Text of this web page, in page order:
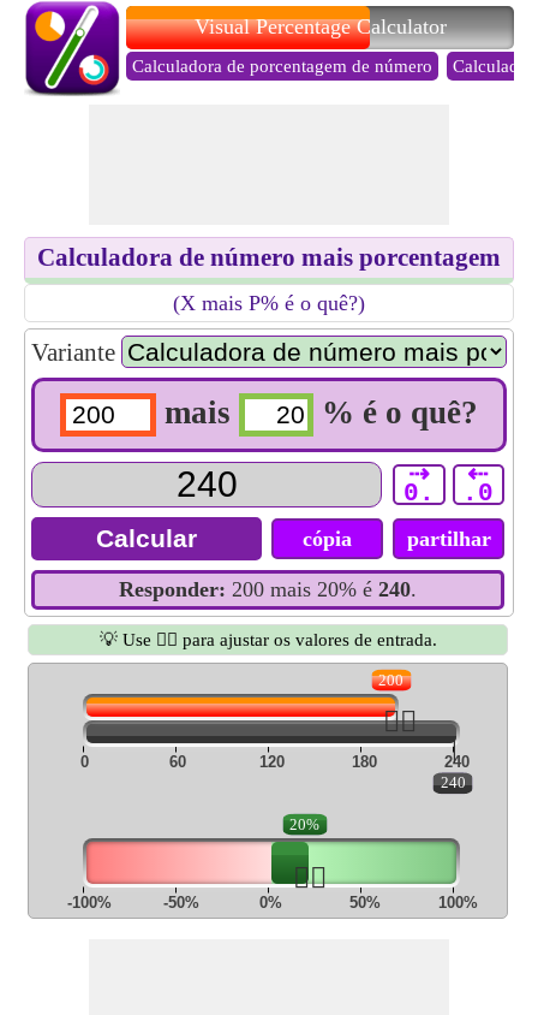
Visual Percentage Calculator
Calculadora de porcentagem de número
Calculadora de número mais porcentagem
(X mais P% é o quê?)
Variante
mais % é o quê?
⇢
0.
⇠
.0
cópia partilhar
Responder: 200 mais 20% é 240.
💡 Use 👆🏻 para ajustar os valores de entrada.
200
👆🏻
|
240
0 60 120 180 240
20%
👆🏻
-100% -50% 0% 50% 100%